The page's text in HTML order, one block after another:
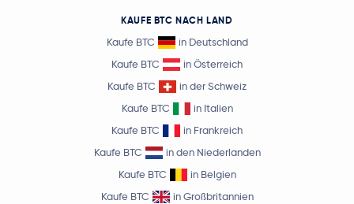
KAUFE BTC NACH LAND
Kaufe BTC
in Deutschland
Kaufe BTC
in Österreich
Kaufe BTC
in der Schweiz
Kaufe BTC
in Italien
Kaufe BTC
in Frankreich
Kaufe BTC
in den Niederlanden
Kaufe BTC
in Belgien
Kaufe BTC
in Großbritannien